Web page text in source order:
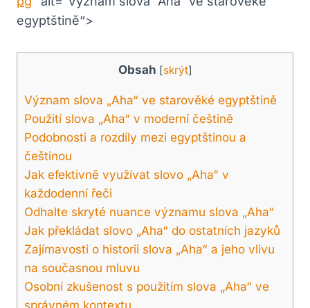
⁣egyptštině“>
Obsah [skrýt]
Význam ​slova „Aha“ ve starověké​ egyptštině
Použití slova „Aha“ v moderní češtině
Podobnosti a rozdíly mezi egyptštinou a
⁢češtinou
Jak efektivně využívat slovo „Aha“ v
⁣každodenní řeči
Odhalte skryté nuance významu slova „Aha“
Jak překládat slovo „Aha“ do ostatních jazyků
Zajímavosti⁤ o historii slova „Aha“ a jeho vlivu
na současnou mluvu
Osobní zkušenost s použitím slova „Aha“ ve
správném kontextu